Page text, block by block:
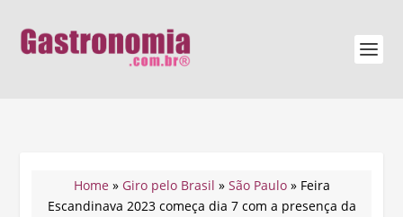
Home» Giro pelo Brasil » São Paulo» Feira
Escandinava 2023 começa dia 7 com a presença da